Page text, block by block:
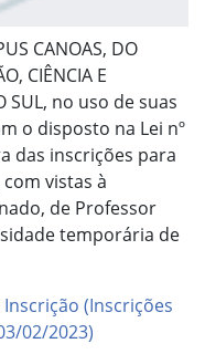
CANOAS, DO
CIÊNCIA E
SUL, no uso de suas
o disposto na Lei nº
das inscrições para
vistas à
de Professor
temporária de
(Inscrições
02/2023)